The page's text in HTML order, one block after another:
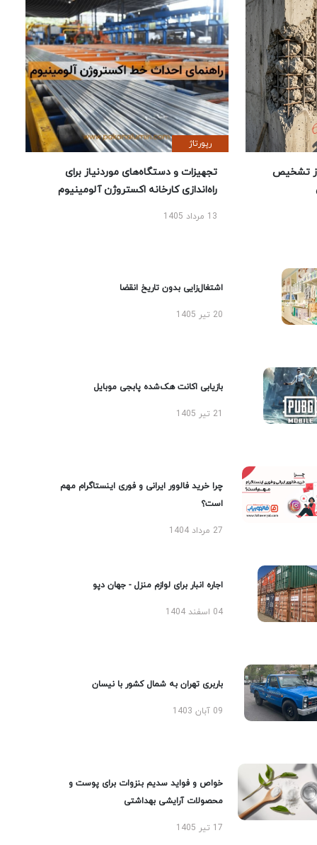
تشخیص
رپورتاژ
تجهیزات و دستگاه‌های موردنیاز برای
راه‌اندازی کارخانه اکستروژن آلومینیوم
13 مرداد 1405
اشتغال‌زایی بدون تاریخ انقضا
20 تیر 1405
بازیابی اکانت هک‌شده پابجی موبایل
چرا خرید فالوور ایرانی و فوری اینستاگرام مهم
است؟
27 مرداد 1404
اجاره انبار برای لوازم منزل - جهان دپو
04 اسفند 1404
باربری تهران به شمال کشور با نیسان
09 آبان 1403
خواص و فواید سدیم بنزوات برای پوست و
محصولات آرایشی بهداشتی
17 تیر 1405